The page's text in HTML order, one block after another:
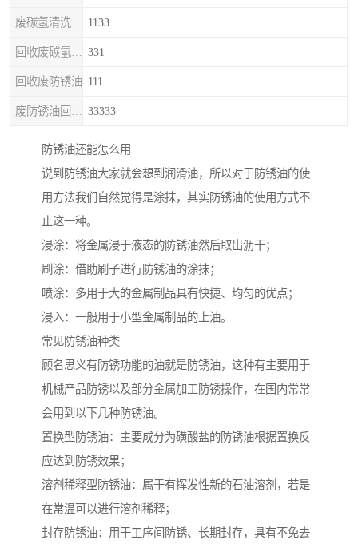
1133
331
回收废防锈油 111
33333
防锈油还能怎么用
说到防锈油大家就会想到润滑油，所以对于防锈油的使
用方法我们自然觉得是涂抹，其实防锈油的使用方式不
止这一种。
浸涂：将金属浸于液态的防锈油然后取出沥干；
刷涂：借助刷子进行防锈油的涂抹；
喷涂：多用于大的金属制品具有快捷、均匀的优点；
浸入：一般用于小型金属制品的上油。
常见防锈油种类
顾名思义有防锈功能的油就是防锈油，这种有主要用于
机械产品防锈以及部分金属加工防锈操作，在国内常常
会用到以下几种防锈油。
置换型防锈油：主要成分为磺酸盐的防锈油根据置换反
应达到防锈效果；
溶剂稀释型防锈油：属于有挥发性新的石油溶剂，若是
在常温可以进行溶剂稀释；
封存防锈油：用于工序间防锈、长期封存，具有不免去